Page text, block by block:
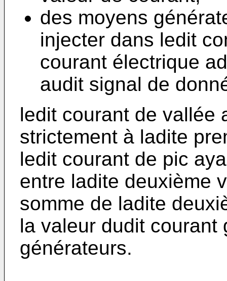
des moyens
injecter dans ledit
courant électrique
audit signal de
ledit courant de vallée
strictement à ladite
ledit courant de pic
entre ladite deuxième
somme de ladite
la valeur dudit courant
générateurs.